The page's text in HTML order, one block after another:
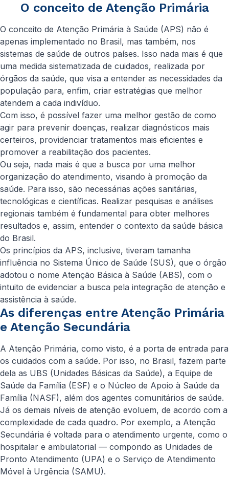
O conceito de Atenção Primária
O conceito de Atenção Primária à Saúde (APS) não é
apenas implementado no Brasil, mas também, nos
sistemas de saúde de outros países. Isso nada mais é que
uma medida sistematizada de cuidados, realizada por
órgãos da saúde, que visa a entender as necessidades da
população para, enfim, criar estratégias que melhor
atendem a cada indivíduo.
Com isso, é possível fazer uma melhor gestão de como
agir para prevenir doenças, realizar diagnósticos mais
certeiros, providenciar tratamentos mais eficientes e
promover a reabilitação dos pacientes.
Ou seja, nada mais é que a busca por uma melhor
organização do atendimento, visando à promoção da
saúde. Para isso, são necessárias ações sanitárias,
tecnológicas e científicas. Realizar pesquisas e análises
regionais também é fundamental para obter melhores
resultados e, assim, entender o contexto da saúde básica
do Brasil.
Os princípios da APS, inclusive, tiveram tamanha
influência no Sistema Único de Saúde (SUS), que o órgão
adotou o nome Atenção Básica à Saúde (ABS), com o
intuito de evidenciar a busca pela integração de atenção e
assistência à saúde.
As diferenças entre Atenção Primária
e Atenção Secundária
A Atenção Primária, como visto, é a porta de entrada para
os cuidados com a saúde. Por isso, no Brasil, fazem parte
dela as UBS (Unidades Básicas da Saúde), a Equipe de
Saúde da Família (ESF) e o Núcleo de Apoio à Saúde da
Família (NASF), além dos agentes comunitários de saúde.
Já os demais níveis de atenção evoluem, de acordo com a
complexidade de cada quadro. Por exemplo, a Atenção
Secundária é voltada para o atendimento urgente, como o
hospitalar e ambulatorial — compondo as Unidades de
Pronto Atendimento (UPA) e o Serviço de Atendimento
Móvel à Urgência (SAMU).